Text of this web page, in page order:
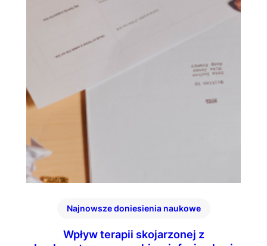
Najnowsze doniesienia naukowe
Wpływ terapii skojarzonej z